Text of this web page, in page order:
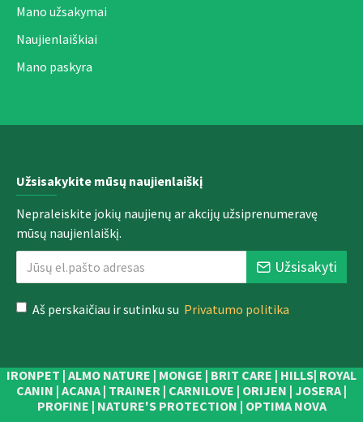
Mano užsakymai
Naujienlaiškiai
Mano paskyra
Užsisakykite mūsų naujienlaiškį
Nepraleiskite jokių naujienų ar akcijų užsiprenumeravę
mūsų naujienlaiškį.
Užsisakyti
Aš perskaičiau ir sutinku su Privatumo politika
IRONPET | ALMO NATURE | MONGE | BRIT CARE | HILLS| ROYAL
CANIN | ACANA | TRAINER | CARNILOVE | ORIJEN | JOSERA |
PROFINE | NATURE'S PROTECTION | OPTIMA NOVA